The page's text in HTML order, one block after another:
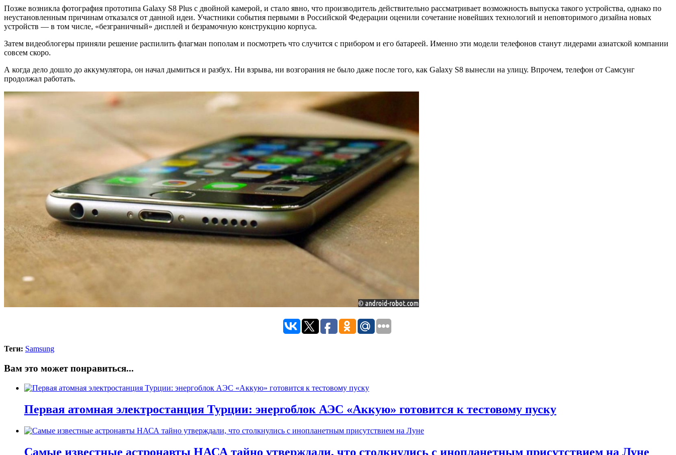
Позже возникла фотография прототипа Galaxy S8 Plus с двойной камерой, и стало явно, что производитель действительно рассматривает возможность выпуска такого устройства, однако по
неустановленным причинам отказался от данной идеи. Участники события первыми в Российской Федерации оценили сочетание новейших технологий и неповторимого дизайна новых
устройств — в том числе, «безграничный» дисплей и безрамочную конструкцию корпуса.
Затем видеоблогеры приняли решение распилить флагман пополам и посмотреть что случится с прибором и его батареей. Именно эти модели телефонов станут лидерами азиатской компании
совсем скоро.
А когда дело дошло до аккумулятора, он начал дымиться и разбух. Ни взрыва, ни возгорания не было даже после того, как Galaxy S8 вынесли на улицу. Впрочем, телефон от Самсунг
продолжал работать.
Теги: Samsung
Вам это может понравиться...
Первая атомная электростанция Турции: энергоблок АЭС «Аккую» готовится к тестовому пуску
Самые известные астронавты НАСА тайно утверждали, что столкнулись с инопланетным присутствием на Луне